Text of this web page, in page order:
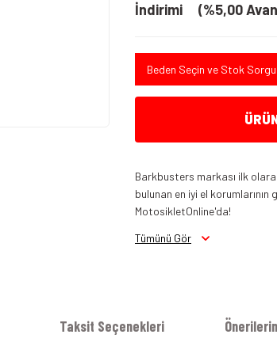
İndirimi
(%5,00
Beden Seçin ve Stok
Barkbusters markası ilk
bulunan en iyi el korumlarının
MotosikletOnline'da!
Tümünü Gör
Taksit Seçenekleri